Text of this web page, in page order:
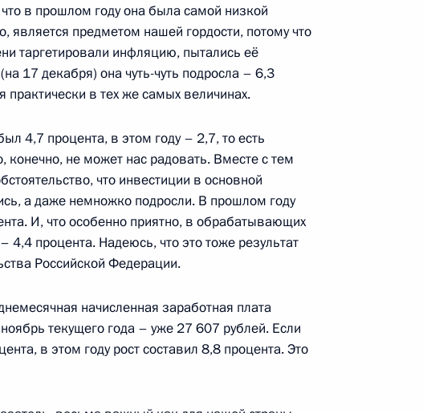
Восточная Сибирь – Тихий
Ново-Огарёво
Силах Российской
в прошлом году она была самой низкой
является предметом нашей гордости, потому что
таргетировали инфляцию, пытались её
17 декабря) она чуть-чуть подросла – 6,3
практически в тех же самых величинах.
4,7 процента, в этом году – 2,7, то есть
не может нас радовать. Вместе с тем
что инвестиции в основной
а даже немножко подросли. В прошлом году
И, что особенно приятно, в обрабатывающих
4,4 процента. Надеюсь, что это тоже результат
Российской Федерации.
начисленная заработная плата
текущего года – уже 27 607 рублей. Если
в этом году рост составил 8,8 процента. Это